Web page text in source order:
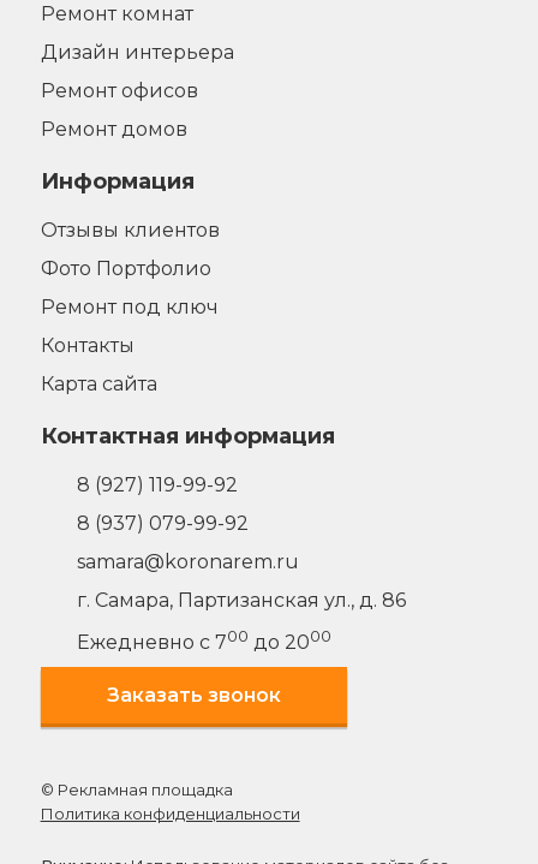
Ремонт комнат
Дизайн интерьера
Ремонт офисов
Ремонт домов
Информация
Отзывы клиентов
Фото Портфолио
Ремонт под ключ
Контакты
Карта сайта
Контактная информация
8 (927) 119-99-92
8 (937) 079-99-92
samara@koronarem.ru
г. Самара, Партизанская ул., д. 86
Ежедневно с 700 до 2000
Заказать звонок
© Рекламная площадка
Политика конфиденциальности